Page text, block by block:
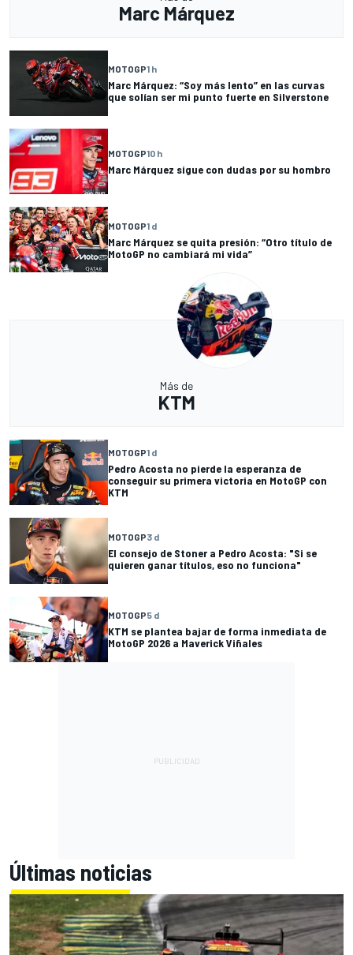
Marc Márquez
MOTOGP1 h
Marc Márquez: “Soy más lento” en las curvas
que solían ser mi punto fuerte en Silverstone
MOTOGP10 h
Marc Márquez sigue con dudas por su hombro
MOTOGP1 d
Marc Márquez se quita presión: “Otro título de
MotoGP no cambiará mi vida”
Más de
KTM
MOTOGP1 d
Pedro Acosta no pierde la esperanza de
conseguir su primera victoria en MotoGP con
KTM
MOTOGP3 d
El consejo de Stoner a Pedro Acosta: "Si se
quieren ganar títulos, eso no funciona"
MOTOGP5 d
KTM se plantea bajar de forma inmediata de
MotoGP 2026 a Maverick Viñales
Últimas noticias